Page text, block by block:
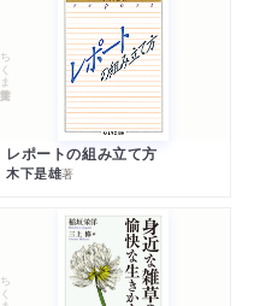
ちくま学芸文庫
レポートの組み立て方
木下是雄著
ちくま文庫